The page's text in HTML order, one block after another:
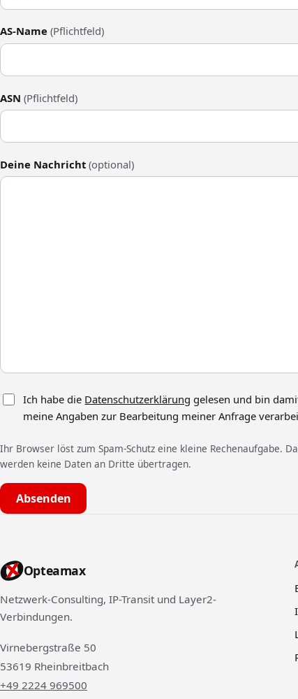
AS-Name (Pflichtfeld)
ASN (Pflichtfeld)
Deine Nachricht (optional)
Ich habe die Datenschutzerklärung gelesen und bin
meine Angaben zur Bearbeitung meiner Anfrage
Ihr Browser löst zum Spam-Schutz eine kleine Rechenaufgabe.
werden keine Daten an Dritte übertragen.
Absenden
Opteamax
Netzwerk-Consulting, IP-Transit und Layer2-
Verbindungen.
Virnebergstraße 50
53619 Rheinbreitbach
+49 2224 969500